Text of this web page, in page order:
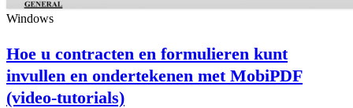
Windows
Hoe u contracten en formulieren kunt
invullen en ondertekenen met MobiPDF
(video-tutorials)